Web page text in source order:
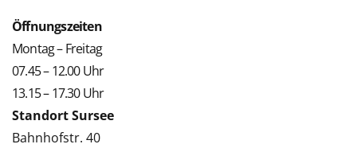
Öffnungszeiten
Montag – Freitag
07.45 – 12.00 Uhr
13.15 – 17.30 Uhr
Standort Sursee
Bahnhofstr. 40